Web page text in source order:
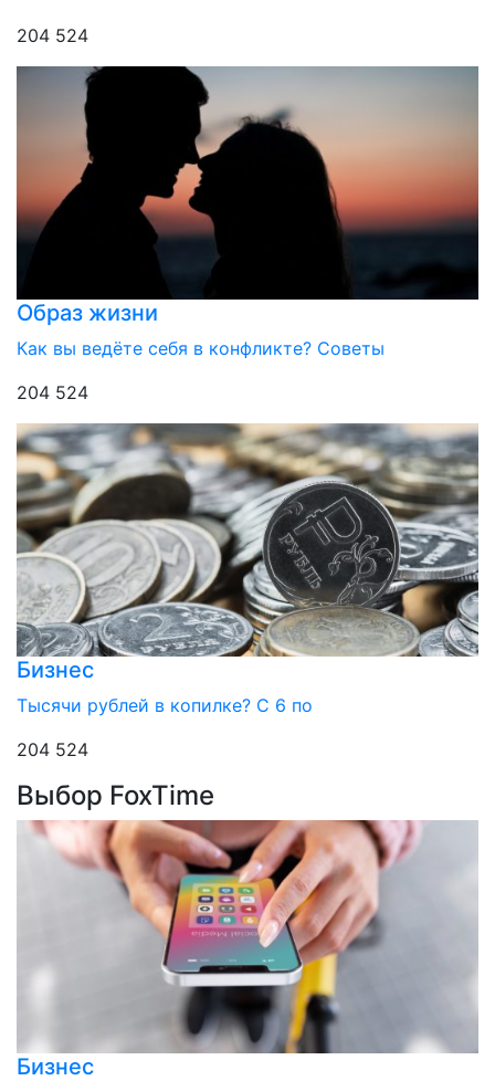
204 524
Образ жизни
Как вы ведёте себя в конфликте? Советы
204 524
Бизнес
Тысячи рублей в копилке? С 6 по
204 524
Выбор FoxTime
Бизнес